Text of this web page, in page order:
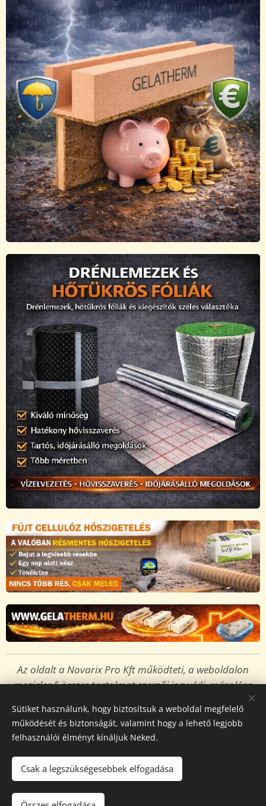
Az oldalt a Novarix Pro Kft működteti, a weboldalon
megjelenő összes tartalmatszerzői jog védi,másolása
Sütik
Nyelvek
Sütiket használunk, hogy biztosítsuk a weboldal megfelelő
működését és biztonságát, valamint hogy a lehető legjobb
felhasználói élményt kínáljuk Neked.
Csak a legszükségesebbek elfogadása